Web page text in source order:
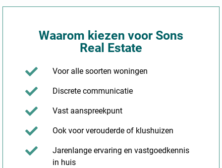
Waarom kiezen voor Sons
Real Estate
Voor alle soorten woningen
Discrete communicatie
Vast aanspreekpunt
Ook voor verouderde of klushuizen
Jarenlange ervaring en vastgoedkennis
in huis